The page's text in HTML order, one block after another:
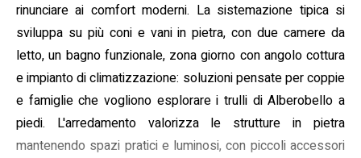
rinunciare ai comfort moderni. La sistemazione tipica si
sviluppa su più coni e vani in pietra, con due camere da
letto, un bagno funzionale, zona giorno con angolo cottura
e impianto di climatizzazione: soluzioni pensate per coppie
e famiglie che vogliono esplorare i trulli di Alberobello a
piedi. L'arredamento valorizza le strutture in pietra
mantenendo spazi pratici e luminosi, con piccoli accessori